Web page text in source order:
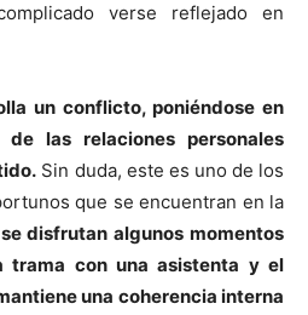
verse reflejado en
un conflicto, poniéndose en
las relaciones personales
Sin duda, este es uno de los
que se encuentran en la
se disfrutan algunos momentos
trama con una asistenta y el
una coherencia interna